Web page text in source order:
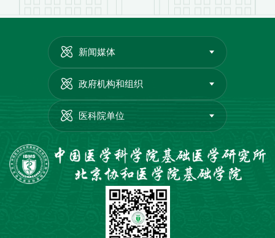
新闻媒体
政府机构和组织
医科院单位